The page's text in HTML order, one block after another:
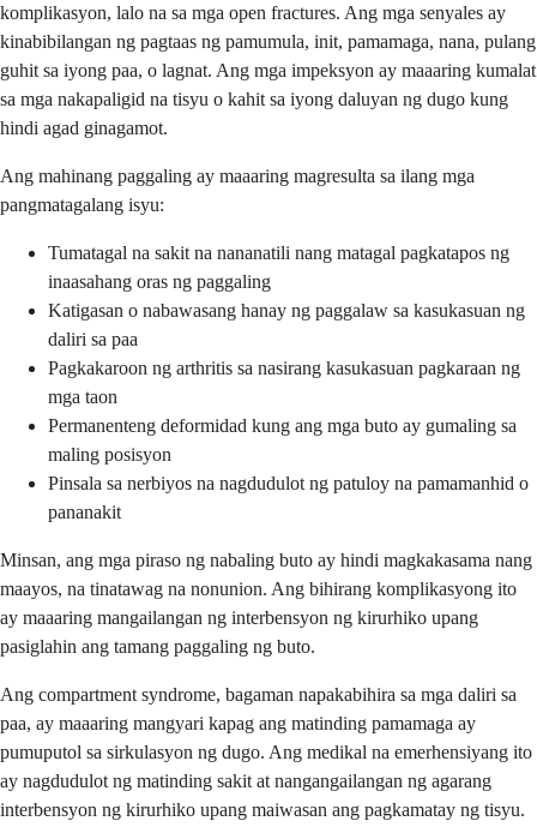
komplikasyon, lalo na sa mga open fractures. Ang mga senyales ay
kinabibilangan ng pagtaas ng pamumula, init, pamamaga, nana, pulang
guhit sa iyong paa, o lagnat. Ang mga impeksyon ay maaaring kumalat
sa mga nakapaligid na tisyu o kahit sa iyong daluyan ng dugo kung
hindi agad ginagamot.
Ang mahinang paggaling ay maaaring magresulta sa ilang mga
pangmatagalang isyu:
Tumatagal na sakit na nananatili nang matagal pagkatapos ng
inaasahang oras ng paggaling
Katigasan o nabawasang hanay ng paggalaw sa kasukasuan ng
daliri sa paa
Pagkakaroon ng arthritis sa nasirang kasukasuan pagkaraan ng
mga taon
Permanenteng deformidad kung ang mga buto ay gumaling sa
maling posisyon
Pinsala sa nerbiyos na nagdudulot ng patuloy na pamamanhid o
pananakit
Minsan, ang mga piraso ng nabaling buto ay hindi magkakasama nang
maayos, na tinatawag na nonunion. Ang bihirang komplikasyong ito
ay maaaring mangailangan ng interbensyon ng kirurhiko upang
pasiglahin ang tamang paggaling ng buto.
Ang compartment syndrome, bagaman napakabihira sa mga daliri sa
paa, ay maaaring mangyari kapag ang matinding pamamaga ay
pumuputol sa sirkulasyon ng dugo. Ang medikal na emerhensiyang ito
ay nagdudulot ng matinding sakit at nangangailangan ng agarang
interbensyon ng kirurhiko upang maiwasan ang pagkamatay ng tisyu.